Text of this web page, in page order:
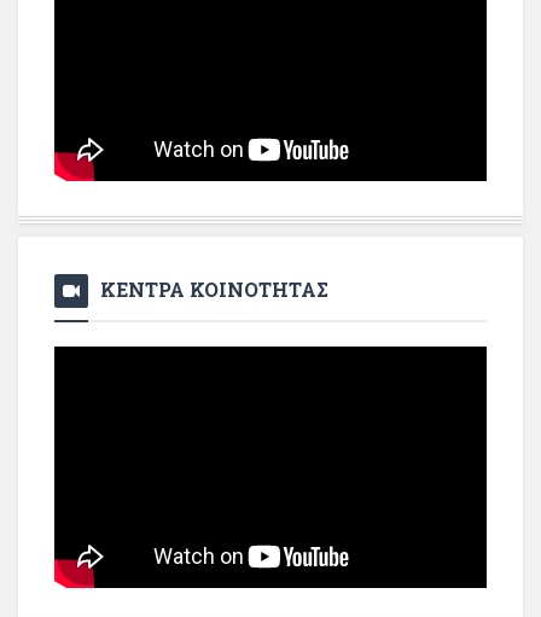
ΚΕΝΤΡΑ ΚΟΙΝΟΤΗΤΑΣ